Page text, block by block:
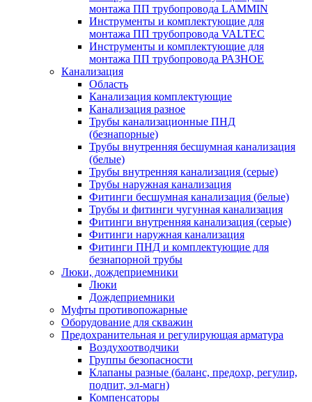
монтажа ПП трубопровода LAMMIN
Инструменты и комплектующие для
монтажа ПП трубопровода VALTEC
Инструменты и комплектующие для
монтажа ПП трубопровода РАЗНОЕ
Канализация
Область
Канализация комплектующие
Канализация разное
Трубы канализационные ПНД
(безнапорные)
Трубы внутренняя бесшумная канализация
(белые)
Трубы внутренняя канализация (серые)
Трубы наружная канализация
Фитинги бесшумная канализация (белые)
Трубы и фитинги чугунная канализация
Фитинги внутренняя канализация (серые)
Фитинги наружная канализация
Фитинги ПНД и комплектующие для
безнапорной трубы
Люки, дождеприемники
Люки
Дождеприемники
Муфты противопожарные
Оборудование для скважин
Предохранительная и регулирующая арматура
Воздухоотводчики
Группы безопасности
Клапаны разные (баланс, предохр, регулир,
подпит, эл-магн)
Компенсаторы